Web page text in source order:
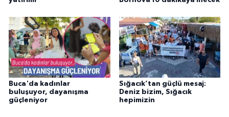
Buca'da kadınlar
buluşuyor, dayanışma
güçleniyor
Sığacık’tan güçlü mesaj:
Deniz bizim, Sığacık
hepimizin